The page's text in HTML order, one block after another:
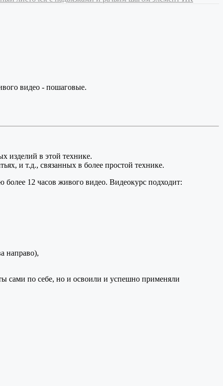
видео - пошаговые.
изделий в этой технике.
и т.д., связанных в более простой технике.
12 часов живого видео. Видеокурс подходит:
направо),
сами по себе, но и освоили и успешно применяли